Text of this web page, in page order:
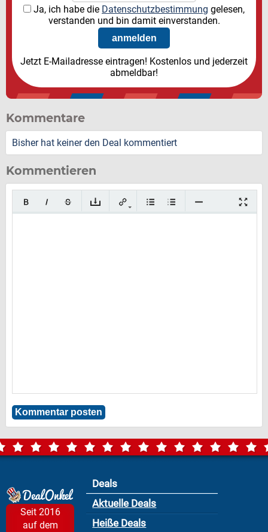
Ja, ich habe die Datenschutzbestimmung gelesen,
verstanden und bin damit einverstanden.
Jetzt E-Mailadresse eintragen! Kostenlos und jederzeit
abmeldbar!
Kommentare
Bisher hat keiner den Deal kommentiert
Kommentieren
Seit 2016
auf dem
Deals
Aktuelle Deals
Heiße Deals